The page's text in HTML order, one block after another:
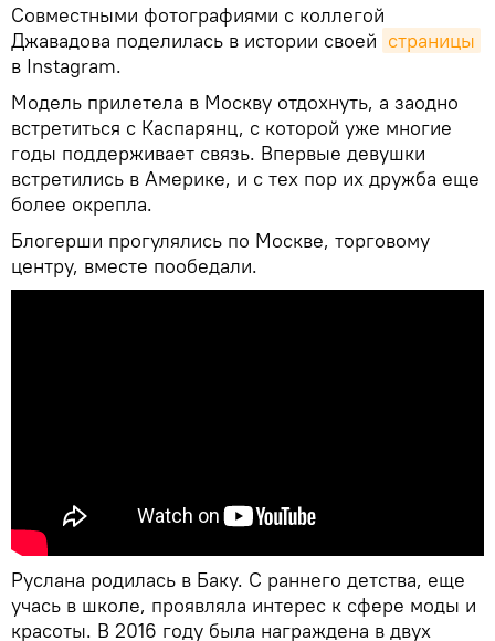
Совместными фотографиями с коллегой
Джавадова поделилась в истории своей страницы
в Instagram.
Модель прилетела в Москву отдохнуть, а заодно
встретиться с Каспарянц, с которой уже многие
годы поддерживает связь. Впервые девушки
встретились в Америке, и с тех пор их дружба еще
более окрепла.
Блогерши прогулялись по Москве, торговому
центру, вместе пообедали.
Руслана родилась в Баку. С раннего детства, еще
учась в школе, проявляла интерес к сфере моды и
красоты. В 2016 году была награждена в двух